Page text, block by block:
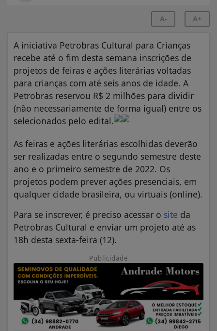
A- A+
A iniciativa Petrobras Cultural para Crianças
recebe até o fim desta semana inscrições de
projetos de feiras e ações literárias voltadas
para crianças com até seis anos de idade. A
Petrobras reservou R$ 2 milhões para dividir
(não necessariamente de forma igual) entre os
selecionados pelo edital.
As feiras e ações literárias escolhidas deverão
ser realizadas entre o segundo semestre deste
ano e o primeiro semestre de 2022. Os
projetos podem prever ações presenciais, em
qualquer cidade brasileira, ou virtuais (online).
Para se inscrever, é preciso acessar o site da
Petrobras Cultural e enviar um projeto até as
18h desta sexta-feira (12).
Publicidade